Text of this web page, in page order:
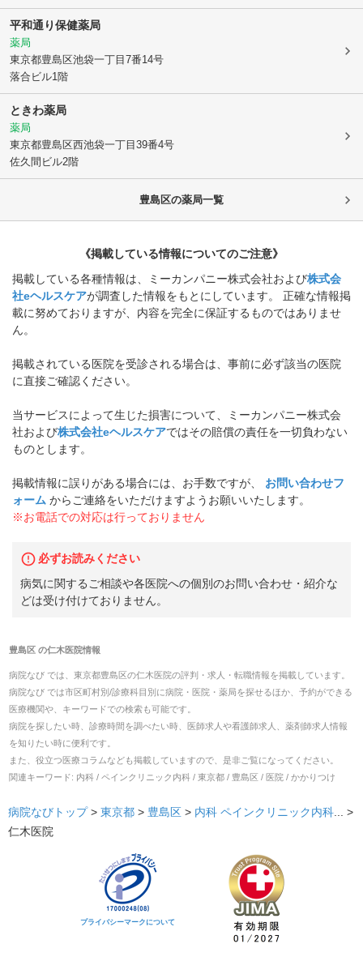
平和通り保健薬局
薬局
東京都豊島区池袋一丁目7番14号
落合ビル1階
ときわ薬局
薬局
東京都豊島区西池袋一丁目39番4号
佐久間ビル2階
豊島区の薬局一覧
《掲載している情報についてのご注意》
掲載している各種情報は、ミーカンパニー株式会社および株式会
社eヘルスケアが調査した情報をもとにしています。 正確な情報掲
載に努めておりますが、内容を完全に保証するものではありませ
ん。
掲載されている医院を受診される場合は、事前に必ず該当の医院
に直接ご確認ください。
当サービスによって生じた損害について、ミーカンパニー株式会
社および株式会社eヘルスケアではその賠償の責任を一切負わない
ものとします。
掲載情報に誤りがある場合には、お手数ですが、
お問い合わせフ
ォーム からご連絡をいただけますようお願いいたします。
※お電話での対応は行っておりません
必ずお読みください
病気に関するご相談や各医院への個別のお問い合わせ・紹介な
どは受け付けておりません。
豊島区の仁木医院情報
病院なび では、 東京都豊島区の仁木医院の評判・求人・転職情報を掲載しています。
病院なび では市区町村別/診療科目別に病院・医院・薬局を探せるほか、予約ができる
医療機関や、キーワードでの検索も可能です。
病院を探したい時、診療時間を調べたい時、医師求人や看護師求人、薬剤師求人情報
を知りたい時に便利です。
また、役立つ医療コラムなども掲載していますので、是非ご覧になってください。
関連キーワード: 内科 / ペインクリニック内科 / 東京都 / 豊島区 / 医院 / かかりつけ
病院なびトップ > 東京都 > 豊島区 > 内科 ペインクリニック内科... >
仁木医院
プライバシーマークについて